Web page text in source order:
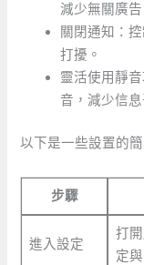
減少無關廣告
關閉通知：
打擾。
靈活使用靜
音，減少信息
以下是一些設置的
步驟
進入設定
打
定